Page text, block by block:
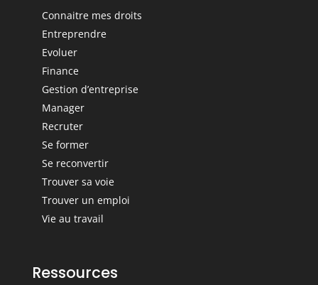
Connaitre mes droits
Entreprendre
Evoluer
Finance
Gestion d’entreprise
Manager
Recruter
Se former
Se reconvertir
Trouver sa voie
Trouver un emploi
Vie au travail
Ressources